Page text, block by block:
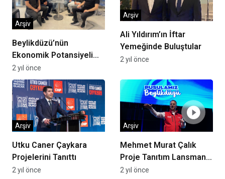
Beylikdüzü’nün
Ekonomik Potansiyeli
Yükseliyor!
Arşiv
2 yıl önce
Ali Yıldırım’ın İftar
Yemeğinde Buluştular
Arşiv
2 yıl önce
Utku Caner Çaykara
Projelerini Tanıttı
Arşiv
2 yıl önce
Mehmet Murat Çalık
Proje Tanıtım Lansmanı
Gerçekleşti
Arşiv
2 yıl önce